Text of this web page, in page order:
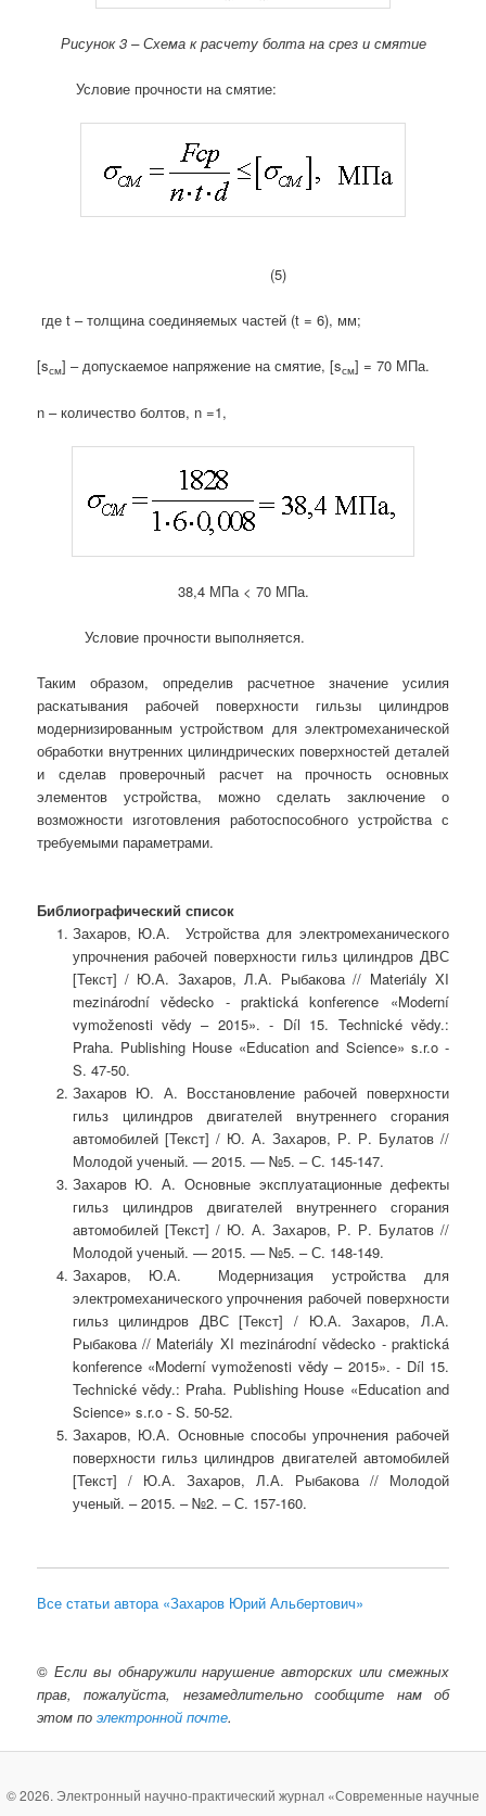
Рисунок 3 – Схема к расчету болта на срез и смятие
Условие прочности на смятие:
(5)
где t – толщина соединяемых частей (t = 6), мм;
[sсм] – допускаемое напряжение на смятие, [sсм] = 70 МПа.
n – количество болтов, n =1,
38,4 МПа < 70 МПа.
Условие прочности выполняется.
Таким образом, определив расчетное значение усилия
раскатывания рабочей поверхности гильзы цилиндров
модернизированным устройством для электромеханической
обработки внутренних цилиндрических поверхностей деталей
и сделав проверочный расчет на прочность основных
элементов устройства, можно сделать заключение о
возможности изготовления работоспособного устройства с
требуемыми параметрами.
Библиографический список
Захаров, Ю.А. Устройства для электромеханического
упрочнения рабочей поверхности гильз цилиндров ДВС
[Текст] / Ю.А. Захаров, Л.А. Рыбакова // Materiály XI
mezinárodní vědecko - praktická konference «Moderní
vymoženosti vědy – 2015». - Díl 15. Technické vědy.:
Praha. Publishing House «Education and Science» s.r.o -
S. 47-50.
Захаров Ю. А. Восстановление рабочей поверхности
гильз цилиндров двигателей внутреннего сгорания
автомобилей [Текст] / Ю. А. Захаров, Р. Р. Булатов //
Молодой ученый. — 2015. — №5. – С. 145-147.
Захаров Ю. А. Основные эксплуатационные дефекты
гильз цилиндров двигателей внутреннего сгорания
автомобилей [Текст] / Ю. А. Захаров, Р. Р. Булатов //
Молодой ученый. — 2015. — №5. – С. 148-149.
Захаров, Ю.А. Модернизация устройства для
электромеханического упрочнения рабочей поверхности
гильз цилиндров ДВС [Текст] / Ю.А. Захаров, Л.А.
Рыбакова // Materiály XI mezinárodní vědecko - praktická
konference «Moderní vymoženosti vědy – 2015». - Díl 15.
Technické vědy.: Praha. Publishing House «Education and
Science» s.r.o - S. 50-52.
Захаров, Ю.А. Основные способы упрочнения рабочей
поверхности гильз цилиндров двигателей автомобилей
[Текст] / Ю.А. Захаров, Л.А. Рыбакова // Молодой
ученый. – 2015. – №2. – С. 157-160.
Все статьи автора «Захаров Юрий Альбертович»
© Если вы обнаружили нарушение авторских или смежных
прав, пожалуйста, незамедлительно сообщите нам об
этом поэлектронной почте.
© 2026. Электронный научно-практический журнал «Современные научные